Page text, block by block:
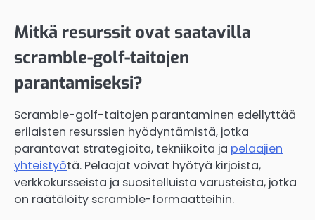
Mitkä resurssit ovat saatavilla
scramble-golf-taitojen
parantamiseksi?
Scramble-golf-taitojen parantaminen edellyttää
erilaisten resurssien hyödyntämistä, jotka
parantavat strategioita, tekniikoita ja pelaajien
yhteistyötä. Pelaajat voivat hyötyä kirjoista,
verkkokursseista ja suositelluista varusteista, jotka
on räätälöity scramble-formaatteihin.